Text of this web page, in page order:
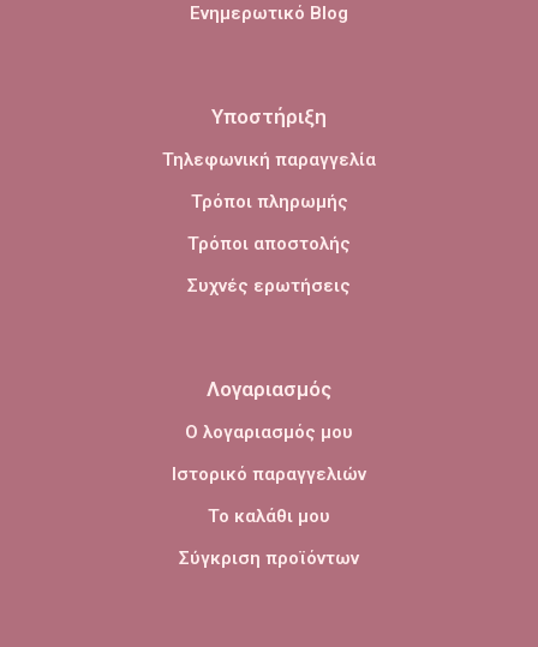
Ενημερωτικό Blog
Υποστήριξη
Τηλεφωνική παραγγελία
Τρόποι πληρωμής
Τρόποι αποστολής
Συχνές ερωτήσεις
Λογαριασμός
Ο λογαριασμός μου
Ιστορικό παραγγελιών
Το καλάθι μου
Σύγκριση προϊόντων